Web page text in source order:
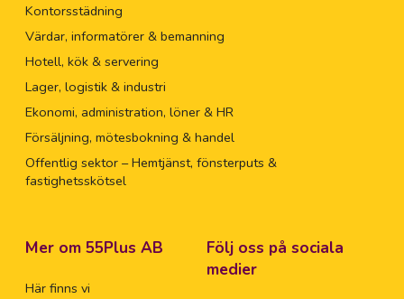
Kontorsstädning
Värdar, informatörer & bemanning
Hotell, kök & servering
Lager, logistik & industri
Ekonomi, administration, löner & HR
Försäljning, mötesbokning & handel
Offentlig sektor – Hemtjänst, fönsterputs &
fastighetsskötsel
Mer om 55Plus AB
Här finns vi
Följ oss på sociala
medier